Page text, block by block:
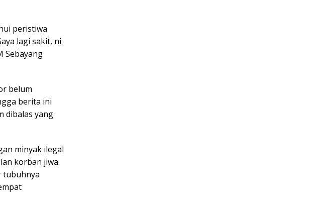
peristiwa
lagi sakit, ni
Sebayang
belum
berita ini
dibalas yang
minyak ilegal
korban jiwa.
tubuhnya